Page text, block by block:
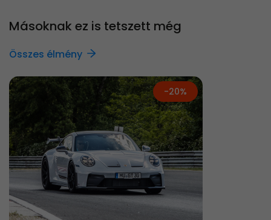
Másoknak ez is tetszett még
Összes élmény
-20%